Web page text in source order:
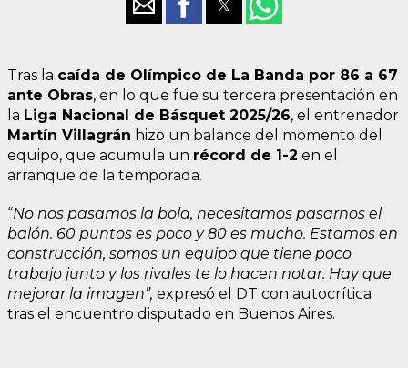
Tras la caída de Olímpico de La Banda por 86 a 67
ante Obras, en lo que fue su tercera presentación en
la Liga Nacional de Básquet 2025/26, el entrenador
Martín Villagrán hizo un balance del momento del
equipo, que acumula un récord de 1-2 en el
arranque de la temporada.
“No nos pasamos la bola, necesitamos pasarnos el
balón. 60 puntos es poco y 80 es mucho. Estamos en
construcción, somos un equipo que tiene poco
trabajo junto y los rivales te lo hacen notar. Hay que
mejorar la imagen”, expresó el DT con autocrítica
tras el encuentro disputado en Buenos Aires.